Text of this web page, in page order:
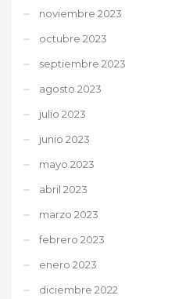
noviembre 2023
octubre 2023
septiembre 2023
agosto 2023
julio 2023
junio 2023
mayo 2023
abril 2023
marzo 2023
febrero 2023
enero 2023
diciembre 2022